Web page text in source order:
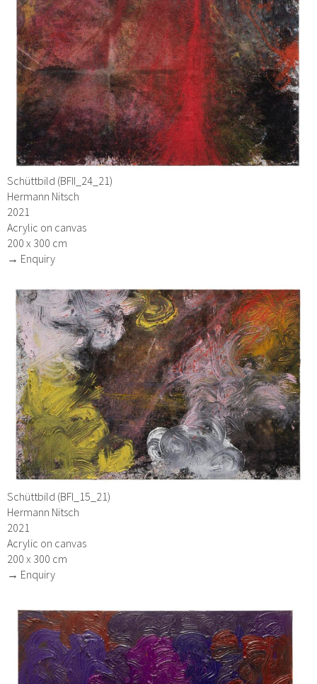
Schüttbild (BFII_24_21)
Hermann Nitsch
2021
Acrylic on canvas
200 x 300 cm
→ Enquiry
Schüttbild (BFI_15_21)
Hermann Nitsch
2021
Acrylic on canvas
200 x 300 cm
→ Enquiry